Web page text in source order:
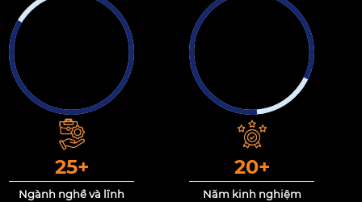
25+
Ngành nghề và lĩnh
20+
Năm kinh nghiệm